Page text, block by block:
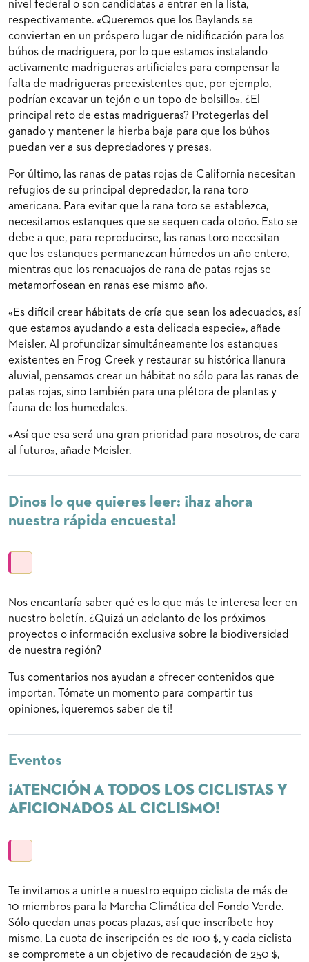
nivel federal o son candidatas a entrar en la lista,
respectivamente. «Queremos que los Baylands se
conviertan en un próspero lugar de nidificación para los
búhos de madriguera, por lo que estamos instalando
activamente madrigueras artificiales para compensar la
falta de madrigueras preexistentes que, por ejemplo,
podrían excavar un tejón o un topo de bolsillo». ¿El
principal reto de estas madrigueras? Protegerlas del
ganado y mantener la hierba baja para que los búhos
puedan ver a sus depredadores y presas.
Por último, las ranas de patas rojas de California necesitan
refugios de su principal depredador, la rana toro
americana. Para evitar que la rana toro se establezca,
necesitamos estanques que se sequen cada otoño. Esto se
debe a que, para reproducirse, las ranas toro necesitan
que los estanques permanezcan húmedos un año entero,
mientras que los renacuajos de rana de patas rojas se
metamorfosean en ranas ese mismo año.
«Es difícil crear hábitats de cría que sean los adecuados, así
que estamos ayudando a esta delicada especie», añade
Meisler. Al profundizar simultáneamente los estanques
existentes en Frog Creek y restaurar su histórica llanura
aluvial, pensamos crear un hábitat no sólo para las ranas de
patas rojas, sino también para una plétora de plantas y
fauna de los humedales.
«Así que esa será una gran prioridad para nosotros, de cara
al futuro», añade Meisler.
Dinos lo que quieres leer: ¡haz ahora
nuestra rápida encuesta!
Nos encantaría saber qué es lo que más te interesa leer en
nuestro boletín. ¿Quizá un adelanto de los próximos
proyectos o información exclusiva sobre la biodiversidad
de nuestra región?
Tus comentarios nos ayudan a ofrecer contenidos que
importan. Tómate un momento para compartir tus
opiniones, ¡queremos saber de ti!
Eventos
¡Atención a todos los ciclistas y
aficionados al ciclismo!
Te invitamos a unirte a nuestro equipo ciclista de más de
10 miembros para la Marcha Climática del Fondo Verde.
Sólo quedan unas pocas plazas, así que inscríbete hoy
mismo. La cuota de inscripción es de 100 $, y cada ciclista
se compromete a un objetivo de recaudación de 250 $,